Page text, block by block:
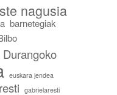
nagusia
barnetegiak
Durangoko
euskara jendea
gabrielaresti